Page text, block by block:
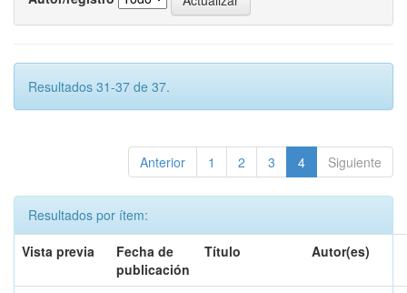
Resultados 31-37 de 37.
Anterior 1 2 3 4 Siguiente
Resultados por ítem:
Vista previa
Fecha de
publicación
Título Autor(es)